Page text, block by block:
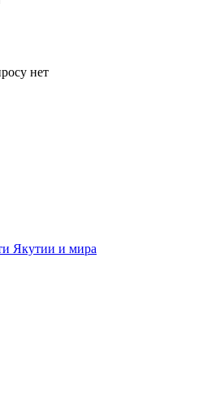
нет
Якутии и мира